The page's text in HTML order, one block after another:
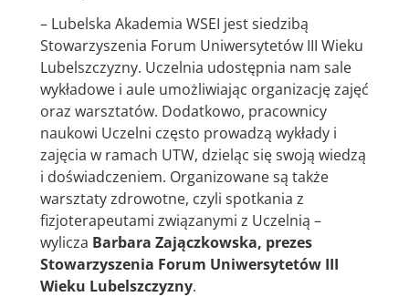
– Lubelska Akademia WSEI jest siedzibą
Stowarzyszenia Forum Uniwersytetów III Wieku
Lubelszczyzny. Uczelnia udostępnia nam sale
wykładowe i aule umożliwiając organizację zajęć
oraz warsztatów. Dodatkowo, pracownicy
naukowi Uczelni często prowadzą wykłady i
zajęcia w ramach UTW, dzieląc się swoją wiedzą
i doświadczeniem. Organizowane są także
warsztaty zdrowotne, czyli spotkania z
fizjoterapeutami związanymi z Uczelnią –
wylicza Barbara Zajączkowska, prezes
Stowarzyszenia Forum Uniwersytetów III
Wieku Lubelszczyzny.